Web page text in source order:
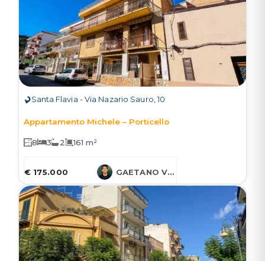
Santa Flavia - Via Nazario Sauro, 10
Appartamento Michele – Porticello
8 3 2 161 m²
€ 175.000 GAETANO VARCASIA